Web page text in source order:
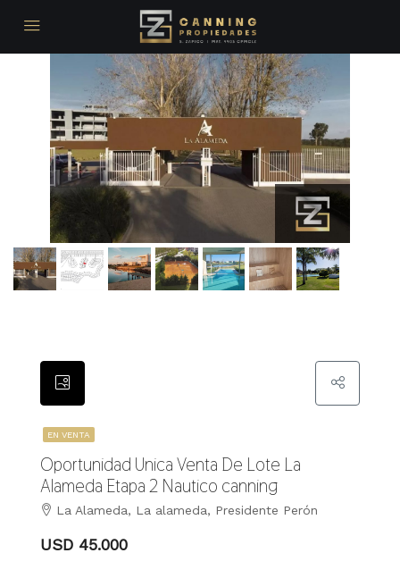
EN VENTA
Oportunidad Unica Venta De Lote La
Alameda Etapa 2 Nautico canning
La Alameda, La alameda, Presidente Perón
USD 45.000